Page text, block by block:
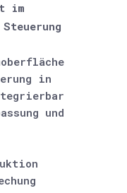
im
in
und